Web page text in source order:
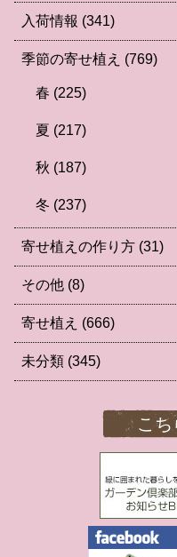
入荷情報 (341)
季節の寄せ植え (769)
春 (225)
夏 (217)
秋 (187)
冬 (237)
寄せ植えの作り方 (31)
その他 (8)
寄せ植え (666)
未分類 (345)
こ